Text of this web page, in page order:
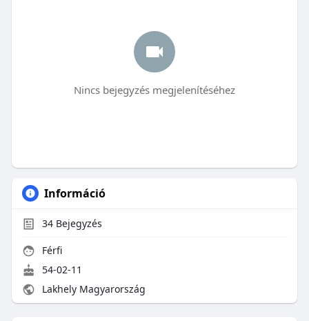
Nincs bejegyzés megjelenítéséhez
Információ
34Bejegyzés
Férfi
54-02-11
Lakhely Magyarország